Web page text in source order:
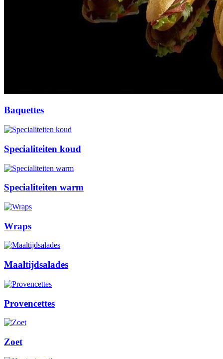
Baquettes
Specialiteiten koud
Specialiteiten warm
Wraps
Maaltijdsalades
Provencettes
Zoet